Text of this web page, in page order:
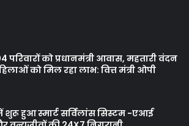
परिवारों को प्रधानमंत्री आवास, महतारी वंदन
को मिल रहा लाभ: वित्त मंत्री ओपी
शुरू हुआ स्मार्ट सर्विलांस सिस्टम -एआई